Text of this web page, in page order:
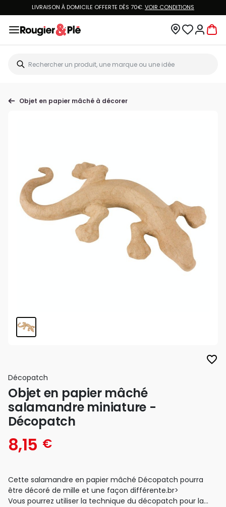
LIVRAISON À DOMICILE OFFERTE DÈS 70€.VOIR CONDITIONS
Objet en papier mâché à décorer
favorite_border
Décopatch
Objet en papier mâché
salamandre miniature -
Décopatch
8,15 €
Cette salamandre en papier mâché Décopatch pourra
être décoré de mille et une façon différente.br>
Vous pourrez utiliser la technique du décopatch pour la...